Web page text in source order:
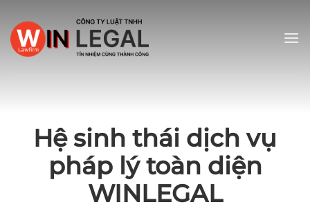
qua
nội
dung
Hệ sinh thái dịch vụ
pháp lý toàn diện
WINLEGAL